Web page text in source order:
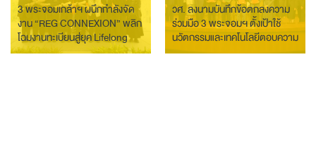
3 พระจอมเกล้าฯ ผนึกกำลังจัด
งาน “REG CONNEXION” พลิก
โฉมงานทะเบียนสู่ยุค Lifelong
Learning และ Modular
วศ. ลงนามบันทึกข้อตกลงความ
ร่วมมือ 3 พระจอมฯ ตั้งเป้าใช้
นวัตกรรมและเทคโนโลยีตอบความ
ต้องการภาคอุตสาหกรรม